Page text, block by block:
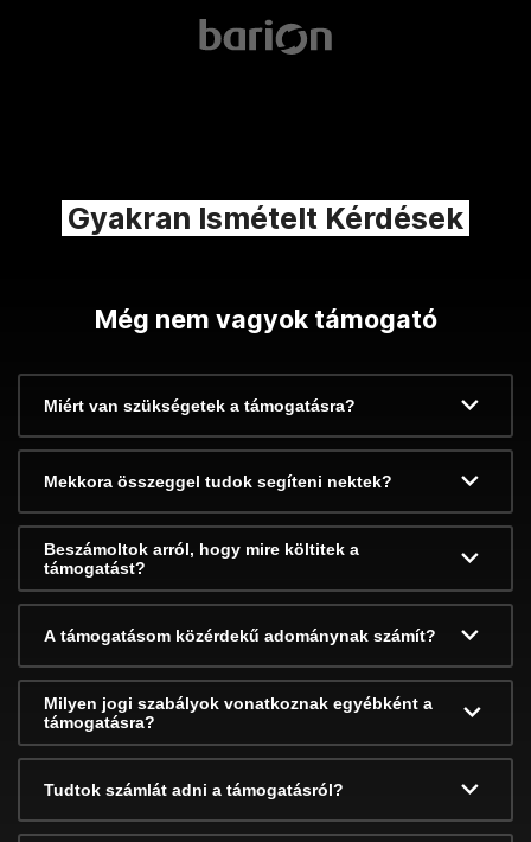
Gyakran Ismételt Kérdések
Még nem vagyok támogató
Miért van szükségetek a támogatásra?
Mekkora összeggel tudok segíteni nektek?
Beszámoltok arról, hogy mire költitek a
támogatást?
A támogatásom közérdekű adománynak számít?
Milyen jogi szabályok vonatkoznak egyébként a
támogatásra?
Tudtok számlát adni a támogatásról?